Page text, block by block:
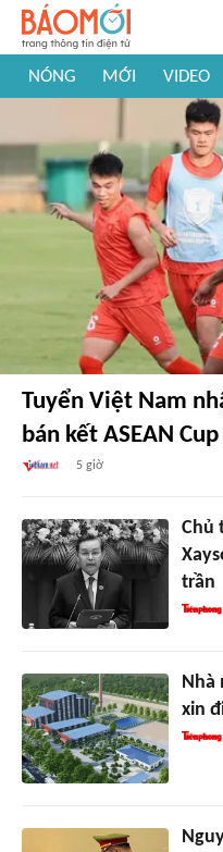
NÓNG MỚI VIDEO
#Mỹ - Iran
Tuyển Việt Nam
bán kết ASEAN
5 giờ
Chủ
trần
Nhà
xin